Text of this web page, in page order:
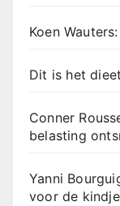
Koen
Dit is het
Conner
belasting
Yanni
voor de